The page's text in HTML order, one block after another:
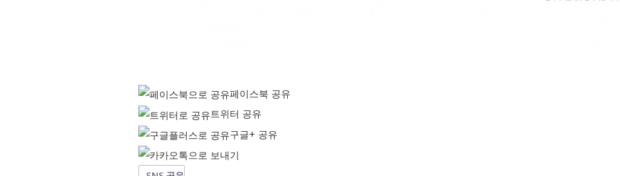
페이스북 공유
트위터 공유
구글+ 공유